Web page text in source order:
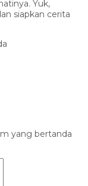
Yuk,
siapkan cerita
yang bertanda